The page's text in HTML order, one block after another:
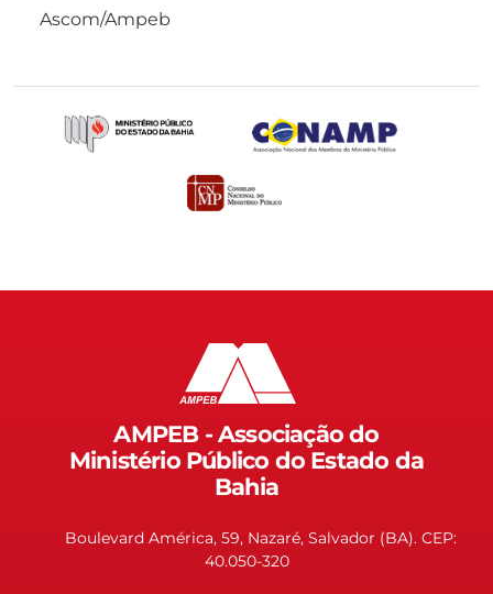
Ascom/Ampeb
AMPEB - Associação do
Ministério Público do Estado da
Bahia
Boulevard América, 59, Nazaré, Salvador (BA). CEP:
40.050-320